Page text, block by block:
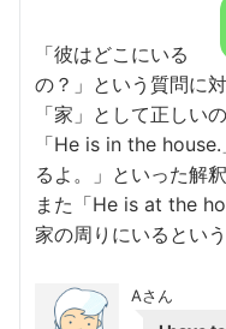
「彼はどこにいる
の？」という質問に
「家」として正しい
「He is in the
るよ。」といった解
また「He is at the
家の周りにいるとい
Aさん